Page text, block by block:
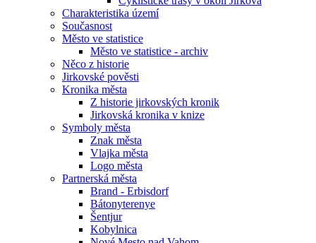
Charakteristika území
Současnost
Město ve statistice
Město ve statistice - archiv
Něco z historie
Jirkovské pověsti
Kronika města
Z historie jirkovských kronik
Jirkovská kronika v knize
Symboly města
Znak města
Vlajka města
Logo města
Partnerská města
Brand - Erbisdorf
Bátonyterenye
Šentjur
Kobylnica